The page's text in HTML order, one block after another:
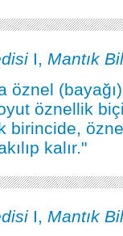
I, Mantık
öznel
öznellik
birincide,
kalır."
I, Mantık